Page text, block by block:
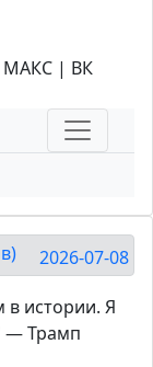
МАКС | ВК
2026-07-08
истории. Я
— Трамп